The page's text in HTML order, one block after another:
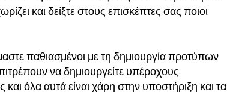
και δείξτε στους επισκέπτες σας ποιοι
παθιασμένοι με τη δημιουργία προτύπων
να δημιουργείτε υπέροχους
και όλα αυτά είναι χάρη στην υποστήριξη και τα